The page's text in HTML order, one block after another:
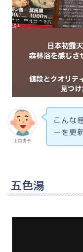
上京男子
こんな
ーを更
五色湯